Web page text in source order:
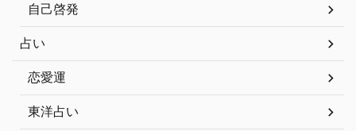
自己啓発
占い
恋愛運
東洋占い